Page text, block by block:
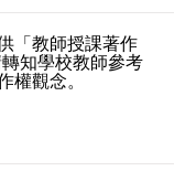
「教師授課著作
知學校教師參考
權觀念。